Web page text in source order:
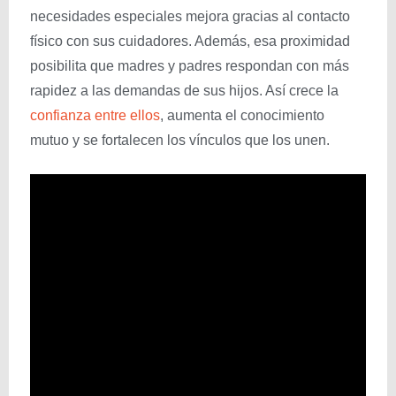
necesidades especiales mejora gracias al contacto
físico con sus cuidadores. Además, esa proximidad
posibilita que madres y padres respondan con más
rapidez a las demandas de sus hijos. Así crece la
confianza entre ellos, aumenta el conocimiento
mutuo y se fortalecen los vínculos que los unen.